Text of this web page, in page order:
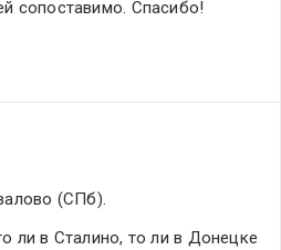
сопоставимо. Спасибо!
(СПб).
ли в Сталино, то ли в Донецке